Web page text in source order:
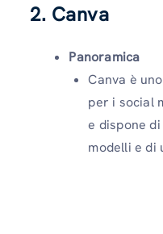
2. Canva
Panoramica
Canva è
per i social
e dispone
modelli e di